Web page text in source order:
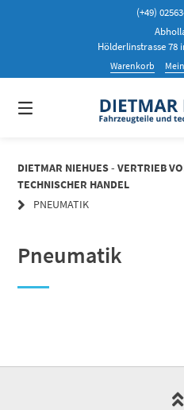
(+49)
Hölderlinstrasse 78
Warenkorb
DIETMAR NIEHUES - VERTRIEB
TECHNISCHER HANDEL
PNEUMATIK
Pneumatik